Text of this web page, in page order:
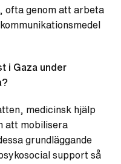
ofta genom att arbeta
i Gaza under
medicinsk hjälp
att mobilisera
grundläggande
support så